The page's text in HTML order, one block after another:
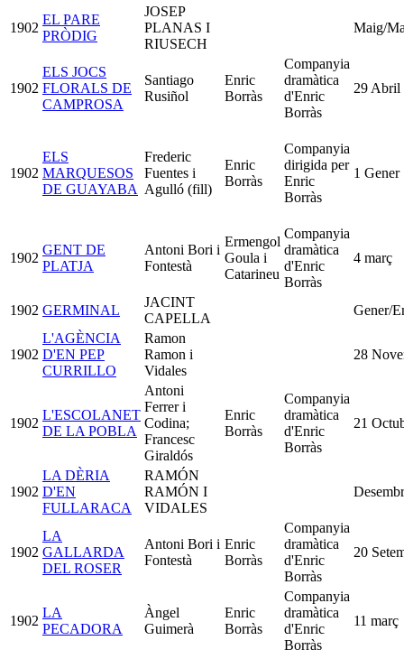
1902
EL PARE
PRÒDIG
JOSEP
PLANAS I
RIUSECH
Maig/
1902
ELS JOCS
FLORALS DE
CAMPROSA
Santiago
Rusiñol
Enric
Borràs
Companyia
dramàtica
d'Enric
Borràs
29 Abril
1902
ELS
MARQUESOS
DE GUAYABA
Frederic
Fuentes i
Agulló (fill)
Enric
Borràs
Companyia
dirigida per
Enric
Borràs
1 Gener
1902
GENT DE
PLATJA
Antoni Bori i
Fontestà
Ermengol
Goula i
Catarineu
Companyia
dramàtica
d'Enric
Borràs
4 març
1902 GERMINAL
JACINT
CAPELLA
Gener/
1902
L'AGÈNCIA
D'EN PEP
CURRILLO
Ramon
Ramon i
Vidales
28
1902
L'ESCOLANET
DE LA POBLA
Antoni
Ferrer i
Codina;
Francesc
Giraldós
Enric
Borràs
Companyia
dramàtica
d'Enric
Borràs
21
1902
LA DÈRIA
D'EN
FULLARACA
RAMÓN
RAMÓN I
VIDALES
1902
LA
GALLARDA
DEL ROSER
Antoni Bori i
Fontestà
Enric
Borràs
Companyia
dramàtica
d'Enric
Borràs
20
1902
LA
PECADORA
Àngel
Guimerà
Enric
Borràs
Companyia
dramàtica
d'Enric
Borràs
11 març